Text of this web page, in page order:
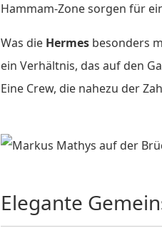
Hammam-Zone sorgen für
Was die Hermes besonders
ein Verhältnis, das auf den
Eine Crew, die nahezu der
Elegante